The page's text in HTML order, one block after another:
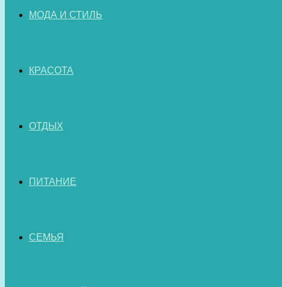
МОДА И СТИЛЬ
КРАСОТА
ОТДЫХ
ПИТАНИЕ
СЕМЬЯ